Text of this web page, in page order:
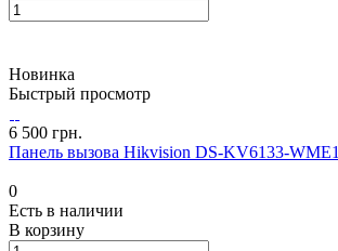
Новинка
Быстрый просмотр
6 500 грн.
Панель вызова Hikvision DS-KV6133-WME1
0
Есть в наличии
В корзину